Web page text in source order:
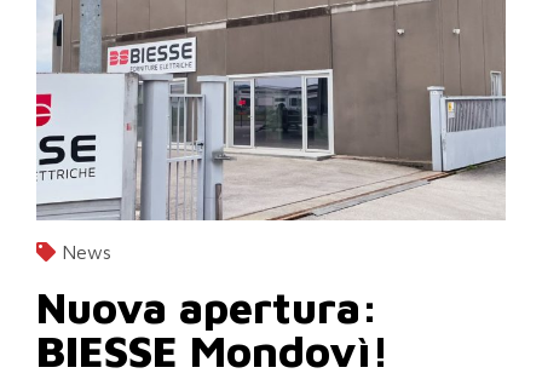
News
Nuova apertura:
BIESSE Mondovì!